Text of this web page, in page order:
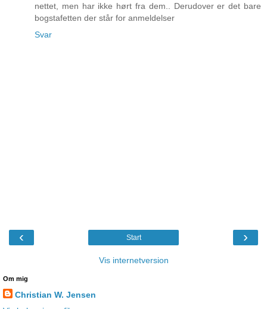
nettet, men har ikke hørt fra dem.. Derudover er det bare
bogstafetten der står for anmeldelser
Svar
‹ ›
Start
Vis internetversion
Om mig
Christian W. Jensen